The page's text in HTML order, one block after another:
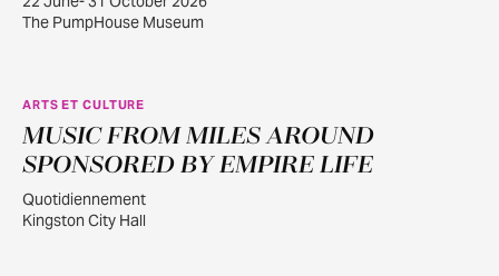
The PumpHouse Museum
AOÛT
2
ARTS ET CULTURE
MUSIC FROM MILES AROUND
SPONSORED BY EMPIRE LIFE
Quotidiennement
Kingston City Hall